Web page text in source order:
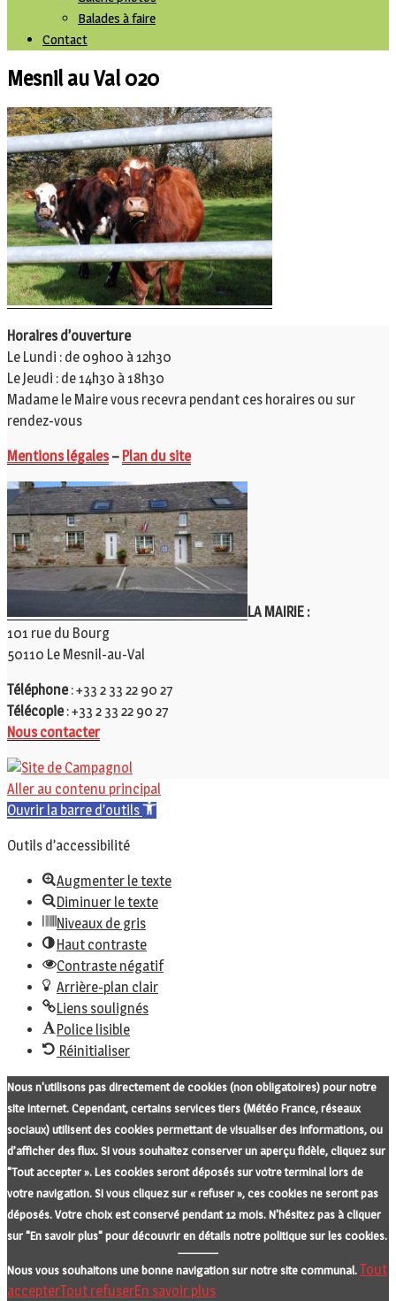
Balades à faire
Contact
Le Mesnil-au-Val
Mesnil au Val 020
Horaires d’ouverture
Le Lundi : de 09h00 à 12h30
Le Jeudi : de 14h30 à 18h30
Madame le Maire vous recevra pendant ces horaires ou sur
rendez-vous
Mentions légales – Plan du site
LA MAIRIE :
101 rue du Bourg
50110 Le Mesnil-au-Val
Téléphone: +33 2 33 22 90 27
Télécopie: +33 2 33 22 90 27
Nous contacter
Aller au contenu principal
Ouvrir la barre d’outils
Outils d’accessibilité
Augmenter le texte
Diminuer le texte
Niveaux de gris
Haut contraste
Contraste négatif
Arrière-plan clair
Liens soulignés
Police lisible
Réinitialiser
Nous n'utilisons pas directement de cookies (non obligatoires) pour notre
site internet. Cependant, certains services tiers (Météo France, réseaux
sociaux) utilisent des cookies permettant de visualiser des informations, ou
d’afficher des flux. Si vous souhaitez conserver un aperçu fidèle, cliquez sur
"Tout accepter ». Les cookies seront déposés sur votre terminal lors de
votre navigation. Si vous cliquez sur « refuser », ces cookies ne seront pas
déposés. Votre choix est conservé pendant 12 mois. N'hésitez pas à cliquer
sur "En savoir plus" pour découvrir en détails notre politique sur les cookies.
Nous vous souhaitons une bonne navigation sur notre site communal.Tout
accepterTout refuserEn savoir plus